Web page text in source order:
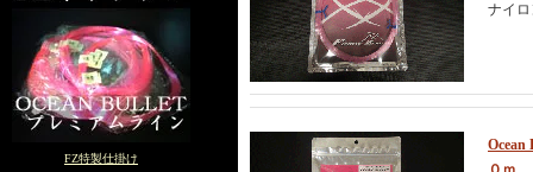
FZ特製仕掛け
ナイ